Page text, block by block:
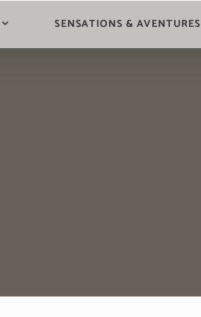
SENSATIONS & AVENTURES